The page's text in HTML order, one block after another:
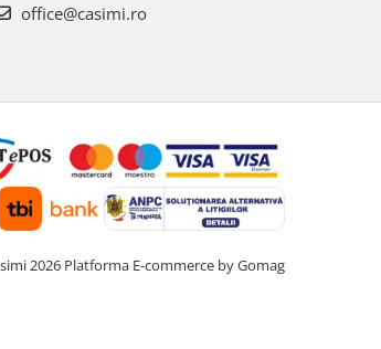
office@casimi.ro
2026 Platforma E-commerce by Gomag